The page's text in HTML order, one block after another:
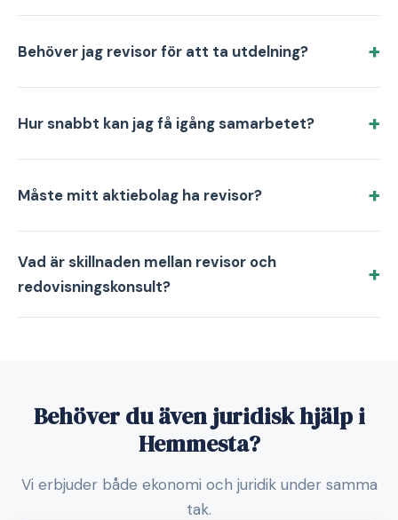
Behöver jag revisor för att ta utdelning?
Hur snabbt kan jag få igång samarbetet?
Måste mitt aktiebolag ha revisor?
Vad är skillnaden mellan revisor och
redovisningskonsult?
Behöver du även juridisk hjälp i
Hemmesta?
Vi erbjuder både ekonomi och juridik under samma
tak.